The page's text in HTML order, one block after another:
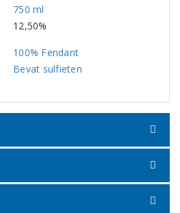
750 ml
12,50%
100% Fendant
Bevat sulfieten